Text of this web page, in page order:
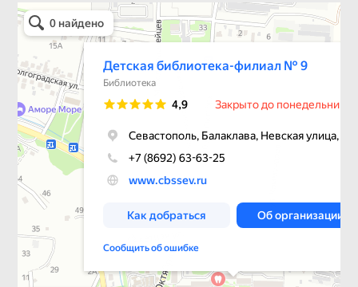
Детская библиотека-филиал № 9
Библиотека в Севастополе